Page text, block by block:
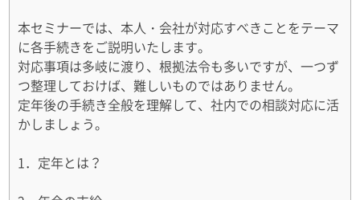
本セミナーでは、本人・会社が対応すべきことをテーマ
に各手続きをご説明いたします。
対応事項は多岐に渡り、根拠法令も多いですが、一つず
つ整理しておけば、難しいものではありません。
定年後の手続き全般を理解して、社内での相談対応に活
かしましょう。
1．定年とは？